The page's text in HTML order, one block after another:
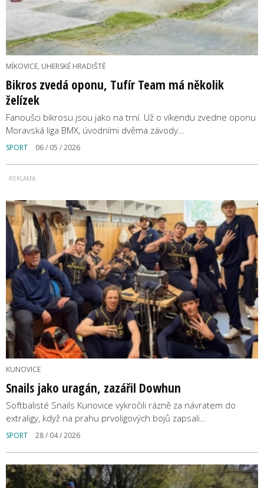
MÍKOVICE, UHERSKÉ HRADIŠTĚ
Bikros zvedá oponu, Tufír Team má několik
želízek
Fanoušci bikrosu jsou jako na trní. Už o víkendu zvedne oponu
Moravská liga BMX, úvodními dvěma závody…
SPORT 06 / 05 / 2026
KUNOVICE
Snails jako uragán, zazářil Dowhun
Softbalisté Snails Kunovice vykročili rázně za návratem do
extraligy, když na prahu prvoligových bojů zapsali…
SPORT 28 / 04 / 2026